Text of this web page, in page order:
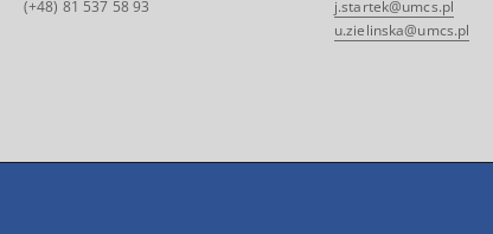
(+48) 81 537 58 93
j.startek@umcs.pl
u.zielinska@umcs.pl